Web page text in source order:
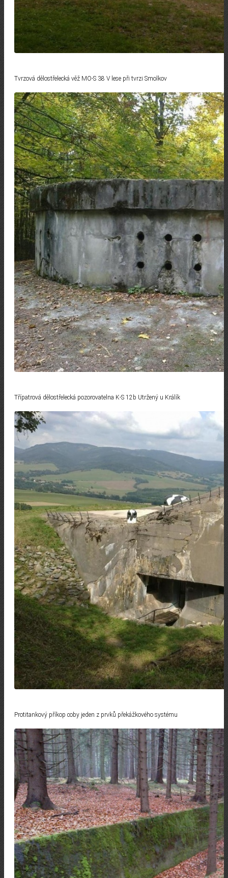
Tvrzová dělostřelecká věž MO-S 38 V lese při tvrzi Smolkov
Třípatrová dělostřelecká pozorovatelna K-S 12b Utržený u Králík
Protitankový příkop coby jeden z prvků překážkového systému